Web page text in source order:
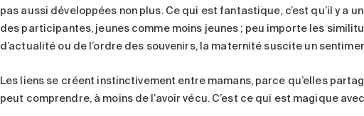
pas aussi développées non plus. Ce qui est fantastique, c’est qu’il y a
des participantes, jeunes comme moins jeunes ; peu importe les
d’actualité ou de l’ordre des souvenirs, la maternité suscite un
Les liens se créent instinctivement entre mamans, parce qu’elles
peut comprendre, à moins de l’avoir vécu. C’est ce qui est magique